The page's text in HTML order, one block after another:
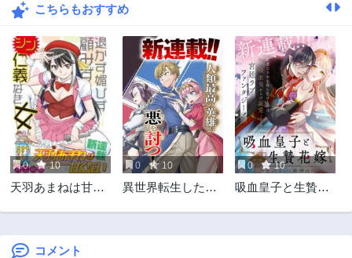
こちらもおすすめ
0 10
天羽あまねは甘く
0 10
異世界転生したの
0 10
吸血皇子と生贄花
コメント